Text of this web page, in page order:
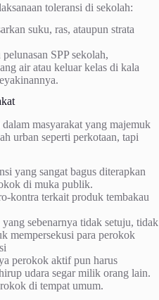
toleransi di sekolah:
suku, ras, ataupun strata
SPP sekolah,
air atau keluar kelas di kala
masyarakat yang majemuk
urban seperti perkotaan, tapi
yang sangat bagus diterapkan
di muka publik.
kontra terkait produk tembakau
sebenarnya tidak setuju, tidak
mempersekusi para perokok
perokok aktif pun harus
udara segar milik orang lain.
di tempat umum.